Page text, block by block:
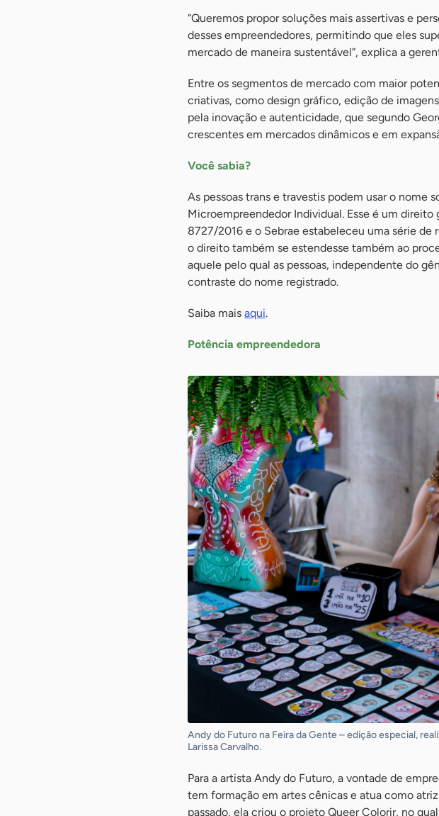
“Queremos propor soluções mais assertivas e
desses empreendedores, permitindo que eles
mercado de maneira sustentável”, explica a
Entre os segmentos de mercado com maior
criativas, como design gráfico, edição de
pela inovação e autenticidade, que segundo
crescentes em mercados dinâmicos e em
Você sabia?
As pessoas trans e travestis podem usar o nome
Microempreendedor Individual. Esse é um
8727/2016 e o Sebrae estabeleceu uma série
o direito também se estendesse também ao
aquele pelo qual as pessoas, independente do
contraste do nome registrado.
Saiba mais aqui.
Potência empreendedora
Andy do Futuro na Feira da Gente – edição especial,
Larissa Carvalho.
Para a artista Andy do Futuro, a vontade de
tem formação em artes cênicas e atua como
passado, ela criou o projeto Queer Colorir, no